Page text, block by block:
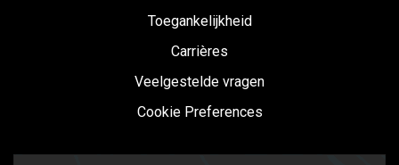
Toegankelijkheid
Carrières
Veelgestelde vragen
Cookie Preferences